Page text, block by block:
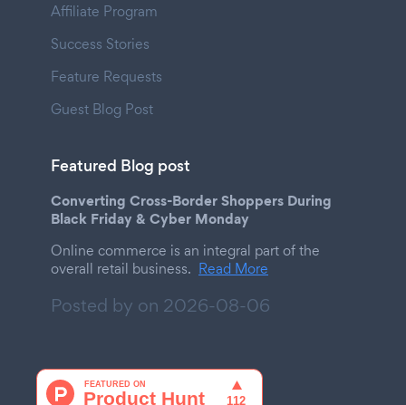
Affiliate Program
Success Stories
Feature Requests
Guest Blog Post
Featured Blog post
Converting Cross-Border Shoppers During
Black Friday & Cyber Monday
Online commerce is an integral part of the
overall retail business. Read More
Posted by on 2026-08-06